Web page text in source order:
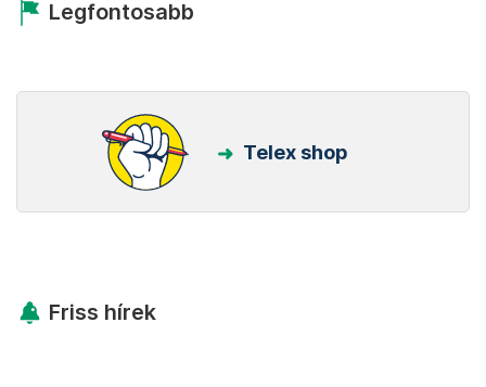
Legfontosabb
Telex shop
Friss hírek